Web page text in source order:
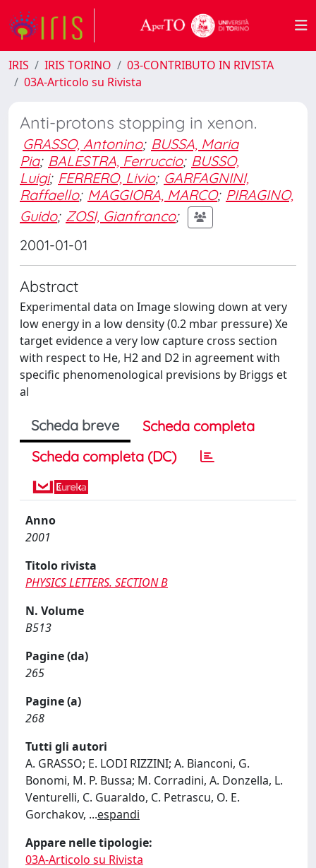
IRIS IRIS TORINO
03-CONTRIBUTO IN RIVISTA
03A-Articolo su Rivista
Anti-protons stopping in xenon.
GRASSO, Antonino; BUSSA, Maria
Pia; BALESTRA, Ferruccio; BUSSO,
Luigi; FERRERO, Livio; GARFAGNINI,
Raffaello; MAGGIORA, MARCO; PIRAGINO,
Guido; ZOSI, Gianfranco;
2001-01-01
Abstract
Experimental data on Image slowing down at very
low energy in a low density (0.2 mbar pressure) Xe
target evidence a very low capture cross section
with respect to He, H2 and D2 in agreement with
specific phenomenological previsions by Briggs et
al
Scheda breve
Scheda completa
Scheda completa (DC)
Anno
2001
Titolo rivista
PHYSICS LETTERS. SECTION B
N. Volume
B513
Pagine (da)
265
Pagine (a)
268
Tutti gli autori
A. GRASSO; E. LODI RIZZINI; A. Bianconi, G.
Bonomi, M. P. Bussa; M. Corradini, A. Donzella, L.
Venturelli, C. Guaraldo, C. Petrascu, O. E.
Gorchakov, ...espandi
Appare nelle tipologie:
03A-Articolo su Rivista